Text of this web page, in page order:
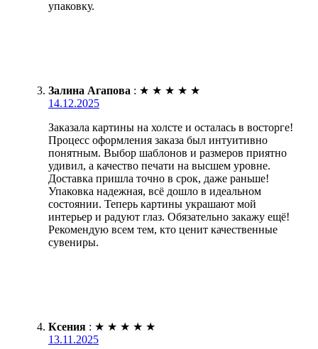
упаковку.
Залина Агапова : ★ ★ ★ ★ ★
14.12.2025
Заказала картины на холсте и осталась в восторге!
Процесс оформления заказа был интуитивно
понятным. Выбор шаблонов и размеров приятно
удивил, а качество печати на высшем уровне.
Доставка пришла точно в срок, даже раньше!
Упаковка надежная, всё дошло в идеальном
состоянии. Теперь картины украшают мой
интерьер и радуют глаз. Обязательно закажу ещё!
Рекомендую всем тем, кто ценит качественные
сувениры.
Ксения : ★ ★ ★ ★ ★
13.11.2025